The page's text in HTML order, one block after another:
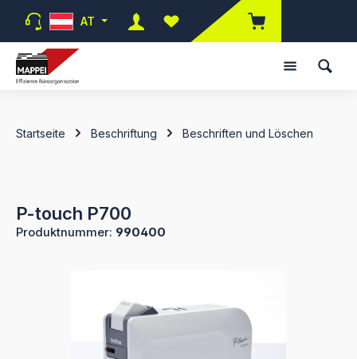
Zum Hauptinhalt springen
AT
Du hast 0 Produkte auf dem
Startseite Beschriftung Beschriften und Löschen
P-touch P700
Produktnummer: 990400